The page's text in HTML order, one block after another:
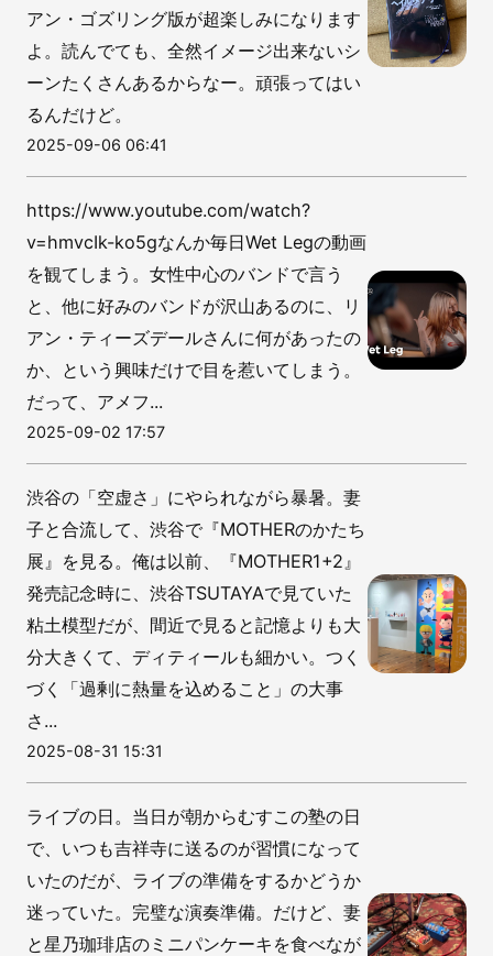
アン・ゴズリング版が超楽しみになります
よ。読んでても、全然イメージ出来ないシ
ーンたくさんあるからなー。頑張ってはい
るんだけど。
2025-09-06 06:41
https://www.youtube.com/watch?
v=hmvcIk-ko5gなんか毎日Wet Legの動画
を観てしまう。女性中心のバンドで言う
と、他に好みのバンドが沢山あるのに、リ
アン・ティーズデールさんに何があったの
か、という興味だけで目を惹いてしまう。
だって、アメフ...
2025-09-02 17:57
渋谷の「空虚さ」にやられながら暴暑。妻
子と合流して、渋谷で『MOTHERのかたち
展』を見る。俺は以前、『MOTHER1+2』
発売記念時に、渋谷TSUTAYAで見ていた
粘土模型だが、間近で見ると記憶よりも大
分大きくて、ディティールも細かい。つく
づく「過剰に熱量を込めること」の大事
さ...
2025-08-31 15:31
ライブの日。当日が朝からむすこの塾の日
で、いつも吉祥寺に送るのが習慣になって
いたのだが、ライブの準備をするかどうか
迷っていた。完璧な演奏準備。だけど、妻
と星乃珈琲店のミニパンケーキを食べなが